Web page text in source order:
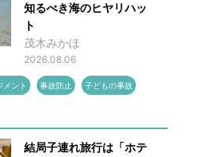
知るべき海のヒヤリハッ
ト
茂木みかほ
2026.08.06
メント 事故防止 子どもの事故
結局子連れ旅行は「ホテ